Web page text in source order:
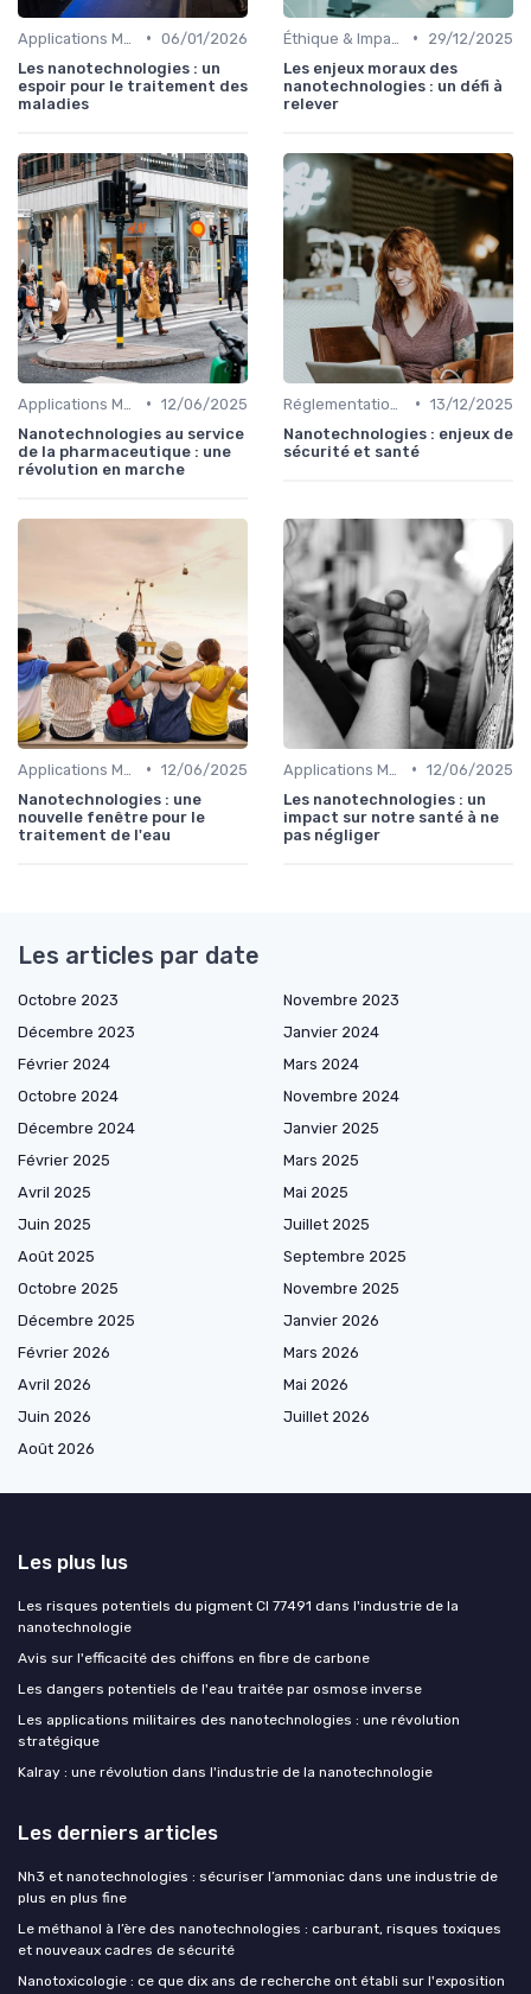
• 06/01/2026
Les nanotechnologies : un
espoir pour le traitement des
maladies
•
29/12/2025
Les enjeux moraux des
nanotechnologies : un défi à
relever
• 12/06/2025
Nanotechnologies au service
de la pharmaceutique : une
révolution en marche
• 13/12/2025
Nanotechnologies : enjeux de
sécurité et santé
• 12/06/2025
Nanotechnologies : une
nouvelle fenêtre pour le
traitement de l'eau
• 12/06/2025
Les nanotechnologies : un
impact sur notre santé à ne
pas négliger
Les articles par date
Octobre 2023
Novembre 2023
Décembre 2023
Janvier 2024
Février 2024
Mars 2024
Octobre 2024
Novembre 2024
Décembre 2024
Janvier 2025
Février 2025
Mars 2025
Avril 2025
Mai 2025
Juin 2025
Juillet 2025
Août 2025
Septembre 2025
Octobre 2025
Novembre 2025
Décembre 2025
Janvier 2026
Février 2026
Mars 2026
Avril 2026
Mai 2026
Juin 2026
Juillet 2026
Août 2026
Les plus lus
Les risques potentiels du pigment CI 77491 dans l'industrie de la
nanotechnologie
Avis sur l'efficacité des chiffons en fibre de carbone
Les dangers potentiels de l'eau traitée par osmose inverse
Les applications militaires des nanotechnologies : une révolution
stratégique
Kalray : une révolution dans l'industrie de la nanotechnologie
Les derniers articles
Nh3 et nanotechnologies : sécuriser l’ammoniac dans une industrie de
plus en plus fine
Le méthanol à l’ère des nanotechnologies : carburant, risques toxiques
et nouveaux cadres de sécurité
Nanotoxicologie : ce que dix ans de recherche ont établi sur l'exposition